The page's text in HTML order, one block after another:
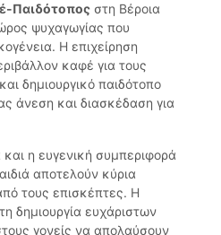
Παιδότοπος στη Βέροια
ψυχαγωγίας που
Η επιχείρηση
καφέ για τους
δημιουργικό παιδότοπο
άνεση και διασκέδαση για
η ευγενική συμπεριφορά
αποτελούν κύρια
τους επισκέπτες. Η
δημιουργία ευχάριστων
γονείς να απολαύσουν